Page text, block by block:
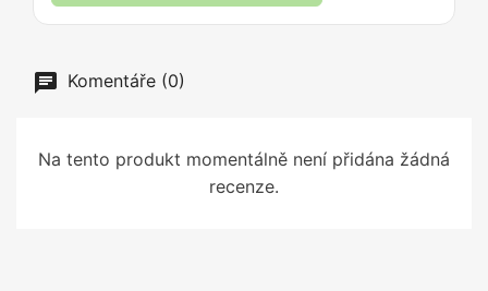
Komentáře (0)
Na tento produkt momentálně není přidána žádná
recenze.